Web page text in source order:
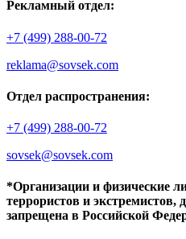
Рекламный отдел:
+7 (499) 288-00-72
reklama@sovsek.com
Отдел распространения:
+7 (499) 288-00-72
sovsek@sovsek.com
*Организации и физические
террористов и экстремистов,
запрещена в Российской